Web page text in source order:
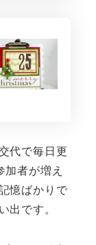
代で毎日更
者が増え
憶ばかりで
です。